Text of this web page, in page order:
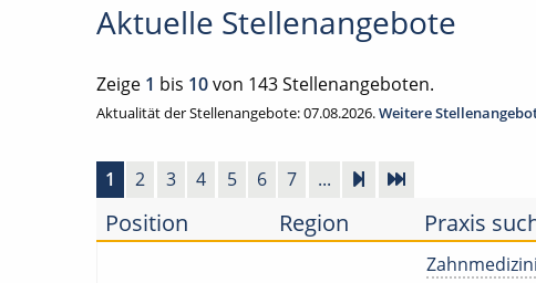
Aktuelle Stellenangebote
Zeige 1 bis 10von 143 Stellenangeboten.
Aktualität der Stellenangebote: 07.08.2026.Weitere
1 2 3 4 5 6 7 ...
Position Region Praxis